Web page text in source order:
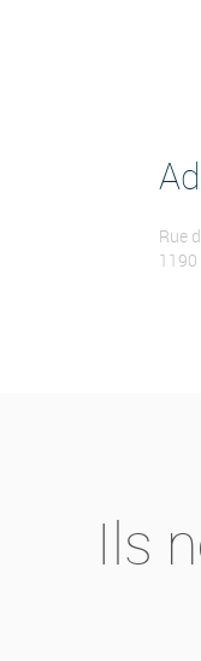
Rue
1190
Ils